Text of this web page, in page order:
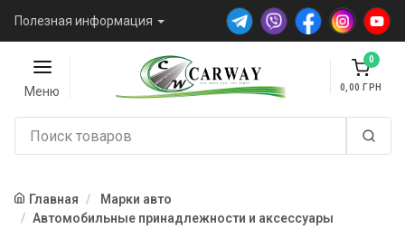
Полезная информация
Меню
0
0,00
Главная
Марки авто
Автомобильные принадлежности и аксессуары